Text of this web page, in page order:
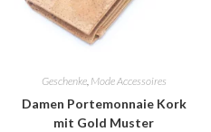
Geschenke, Mode Accessoires
Damen Portemonnaie Kork
mit Gold Muster